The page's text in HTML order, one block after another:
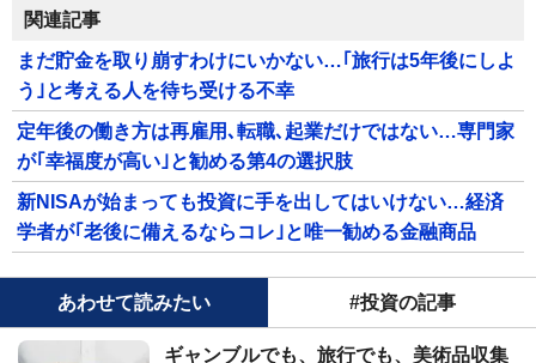
関連記事
まだ貯金を取り崩すわけにいかない…｢旅行は5年後にしよ
う｣と考える人を待ち受ける不幸
定年後の働き方は再雇用､転職､起業だけではない…専門家
が｢幸福度が高い｣と勧める第4の選択肢
新NISAが始まっても投資に手を出してはいけない…経済
学者が｢老後に備えるならコレ｣と唯一勧める金融商品
あわせて読みたい #投資の記事
ギャンブルでも、旅行でも、美術品収集